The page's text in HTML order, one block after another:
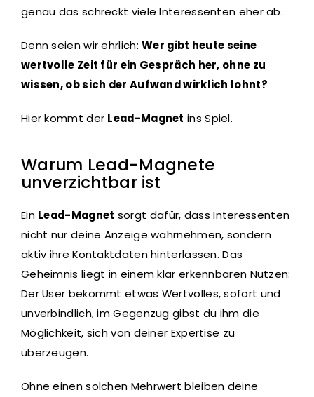
genau das schreckt viele Interessenten eher ab.
Denn seien wir ehrlich:Wer gibt heute seine
wertvolle Zeit für ein Gespräch her, ohne zu
wissen, ob sich der Aufwand wirklich lohnt?
Hier kommt der Lead-Magnet ins Spiel.
Warum Lead-Magnete
unverzichtbar ist
Ein Lead-Magnet sorgt dafür, dass Interessenten
nicht nur deine Anzeige wahrnehmen, sondern
aktiv ihre Kontaktdaten hinterlassen. Das
Geheimnis liegt in einem klar erkennbaren Nutzen:
Der User bekommt etwas Wertvolles, sofort und
unverbindlich, im Gegenzug gibst du ihm die
Möglichkeit, sich von deiner Expertise zu
überzeugen.
Ohne einen solchen Mehrwert bleiben deine